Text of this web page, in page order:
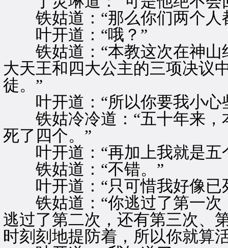
铁姑道：“那么你们两个人
叶开道：“哦？”
铁姑道：“本教这次在神山
大天王和四大公主的三项决议
徒。”
叶开道：“所以你要我小心
铁姑冷冷道：“五十年来，
死了四个。”
叶开道：“再加上我就是五
铁姑道：“不错。”
叶开道：“只可惜我好像已
铁姑道：“你逃过了第一次
逃过了第二次，还有第三次、
时刻刻地提防着，所以你就算